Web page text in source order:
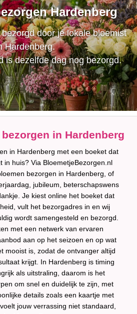
Hardenberg
door je lokale bloemist
Hardenberg.
is dezelfde dag nog bezorgd.
in Hardenberg
in Hardenberg met een boeket dat
in huis? Via BloemetjeBezorgen.nl
bezorgen in Hardenberg, of
jubileum, beterschapswens
Je kiest online het boeket dat
vult het bezorgadres in en wij
wordt samengesteld en bezorgd.
met een netwerk van ervaren
aan op het seizoen en op wat
mooist is, zodat de ontvanger altijd
krijgt. In Hardenberg is timing
als uitstraling, daarom is het
om snel en duidelijk te zijn, met
details zoals een kaartje met
jouw verrassing niet standaard,